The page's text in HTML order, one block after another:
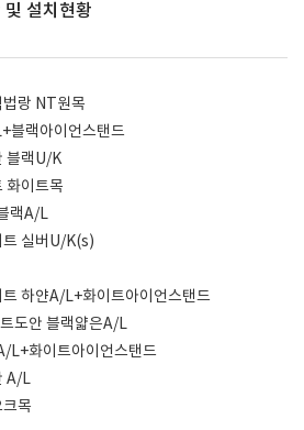
설치현황
랑 NT원목
블랙아이언스탠드
블랙U/K
화이트목
랙A/L
실버U/K(s)
하얀A/L+화이트아이언스탠드
도안 블랙얇은A/L
L+화이트아이언스탠드
A/L
목